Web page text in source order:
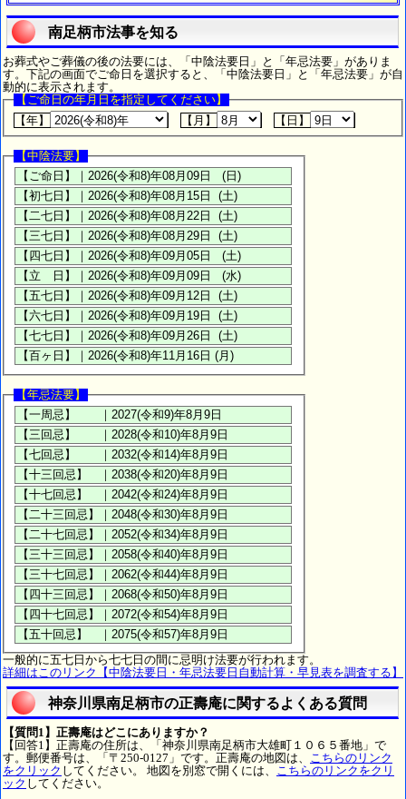
南足柄市法事を知る
お葬式やご葬儀の後の法要には、「中陰法要日」と「年忌法要」がありま
す。下記の画面でご命日を選択すると、「中陰法要日」と「年忌法要」が自
動的に表示されます。
【ご命日の年月日を指定してください】
【年】
【月】 【日】
【中陰法要】
【年忌法要】
一般的に五七日から七七日の間に忌明け法要が行われます。
詳細はこのリンク【中陰法要日・年忌法要日自動計算・早見表を調査する】
神奈川県南足柄市の正壽庵に関するよくある質問
【質問1】正壽庵はどこにありますか？
【回答1】正壽庵の住所は、「神奈川県南足柄市大雄町１０６５番地」で
す。郵便番号は、「〒250-0127」です。正壽庵の地図は、 こちらのリンク
をクリック してください。 地図を別窓で開くには、 こちらのリンクをクリ
ック してください。